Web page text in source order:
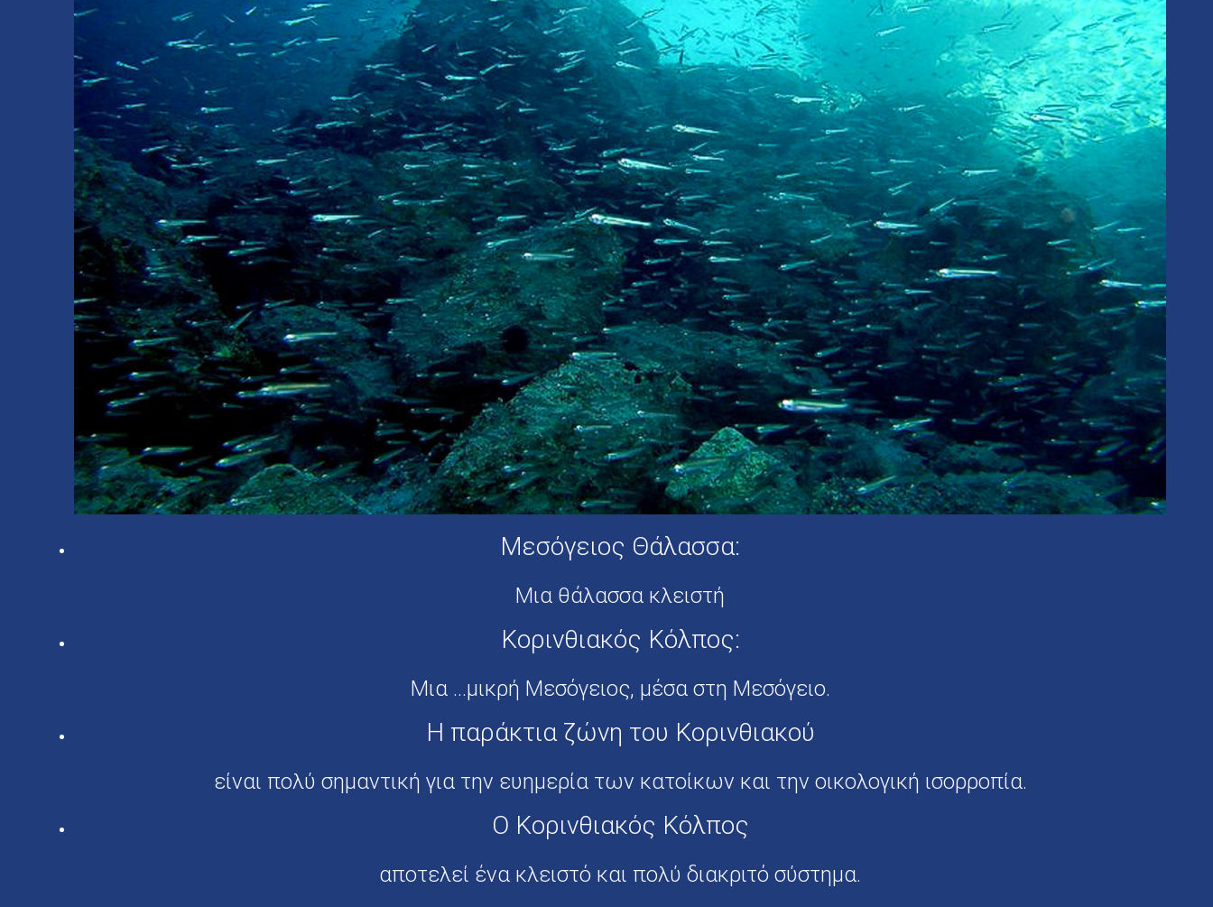
Μεσόγειος Θάλασσα:
Μια θάλασσα κλειστή
Κορινθιακός Κόλπος:
Μια ...μικρή Μεσόγειος, μέσα στη Μεσόγειο.
Η παράκτια ζώνη του Κορινθιακού
είναι πολύ σημαντική για την ευημερία των κατοίκων και την οικολογική ισορροπία.
Ο Κορινθιακός Κόλπος
αποτελεί ένα κλειστό και πολύ διακριτό σύστημα.